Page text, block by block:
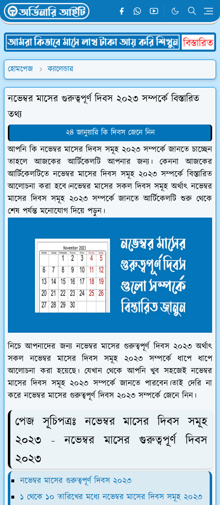
হোমপেজ ক্যালেন্ডার
নভেম্বর মাসের গুরুত্বপূর্ণ দিবস ২০২৩ সম্পর্কে বিস্তারিত
তথ্য
২৪ জানুয়ারি কি দিবস জেনে নিন
আপনি কি নভেম্বর মাসের দিবস সমূহ ২০২৩ সম্পর্কে জানতে চাচ্ছেন
তাহলে আজকের আর্টিকেলটি আপনার জন্য। কেননা আজকের
আর্টিকেলটিতে নভেম্বর মাসের দিবস সমূহ ২০২৩ সম্পর্কে বিস্তারিত
আলোচনা করা হবে।নভেম্বর মাসের সকল দিবস সমূহ অর্থাৎ নভেম্বর
মাসের দিবস সমূহ ২০২৩ সম্পর্কে জানতে আর্টিকেলটি শুরু থেকে
শেষ পর্যন্ত মনোযোগ দিয়ে পড়ুন।
নিচে আপনাদের জন্য নভেম্বর মাসের গুরুত্বপূর্ণ দিবস ২০২৩ অর্থাৎ
সকল নভেম্বর মাসের দিবস সমূহ ২০২৩ সম্পর্কে ধাপে ধাপে
আলোচনা করা হয়েছে। যেখান থেকে আপনি খুব সহজেই নভেম্বর
মাসের দিবস সমূহ ২০২৩ সম্পর্কে জানতে পারবেন।তাই দেরি না
করে নভেম্বর মাসের গুরুত্বপূর্ণ দিবস ২০২৩ সম্পর্কে জেনে নিন।
পেজ সূচিপত্রঃ নভেম্বর মাসের দিবস সমূহ
২০২৩ - নভেম্বর মাসের গুরুত্বপূর্ণ দিবস
২০২৩
নভেম্বর মাসের গুরুত্বপূর্ণ দিবস ২০২৩
১ থেকে ১০ তারিখের মধ্যে নভেম্বর মাসের দিবস সমূহ ২০২৩